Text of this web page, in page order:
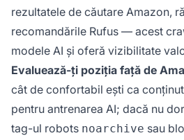
rezultatele de căutare Amazon,
recomandările Rufus — acest
modele AI și oferă vizibilitate
Evaluează-ți poziția față de
cât de confortabil ești ca
pentru antrenarea AI; dacă nu
tag-ul robots noarchive sau